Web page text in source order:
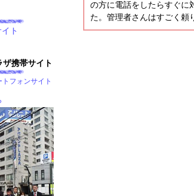
の方に電話をしたらすぐに
た。管理者さんはすごく頼
ト
ザ携帯サイト
トフォンサイト